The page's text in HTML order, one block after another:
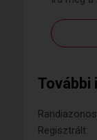
További
Regisztrált: